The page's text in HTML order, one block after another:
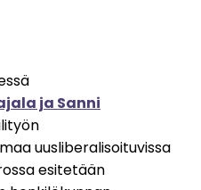
ja Sanni
uusliberalisoituvissa
esitetään